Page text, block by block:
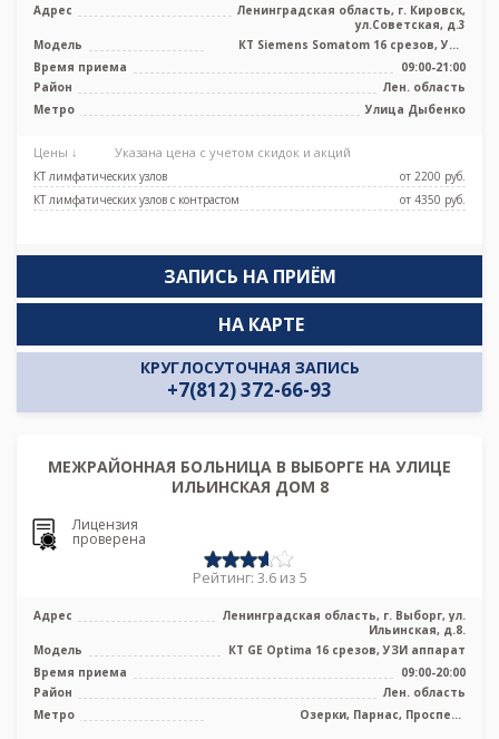
Адрес
Ленинградская область, г. Кировск,
ул.Советская, д.3
Модель
КТ Siemens Somatom 16 срезов, УЗИ
Время приема
09:00-21:00
Район
Лен. область
Метро
Улица Дыбенко
Цены ↓ Указана цена с учетом скидок и акций
КТ лимфатических узлов
от 2200 pуб.
КТ лимфатических узлов с контрастом
от 4350 pуб.
ЗАПИСЬ НА ПРИЁМ
КРУГЛОСУТОЧНАЯ ЗАПИСЬ
+7(812) 372-66-93
НА КАРТЕ
МЕЖРАЙОННАЯ БОЛЬНИЦА В ВЫБОРГЕ НА УЛИЦЕ
ИЛЬИНСКАЯ ДОМ 8
Лицензия
проверена
Рейтинг: 3.6 из 5
Адрес
Ленинградская область, г. Выборг, ул.
Ильинская, д.8.
Модель
КТ GE Optima 16 срезов, УЗИ аппарат
Время приема
09:00-20:00
Район
Лен. область
Метро
Озерки, Парнас, Проспект